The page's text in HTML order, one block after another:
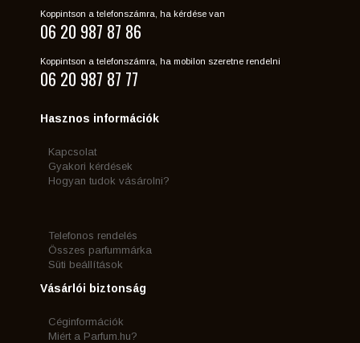
Koppintson a telefonszámra, ha kérdése van
06 20 987 87 86
Koppintson a telefonszámra, ha mobilon szeretne rendelni
06 20 987 87 77
Hasznos információk
Kapcsolat
Gyakori kérdések
Hogyan tudok vásárolni?
Telefonos rendelés
Összes parfummárka
Süti beállítások
Vásárlói biztonság
Céginformációk
Miért a Parfum.hu?